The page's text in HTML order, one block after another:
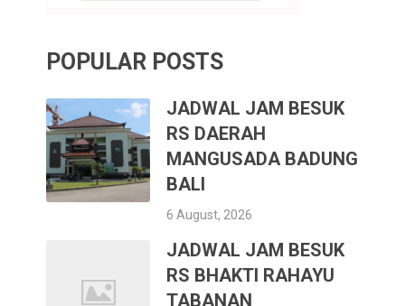
POPULAR POSTS
JADWAL JAM BESUK
RS DAERAH
MANGUSADA BADUNG
BALI
6 August, 2026
JADWAL JAM BESUK
RS BHAKTI RAHAYU
TABANAN